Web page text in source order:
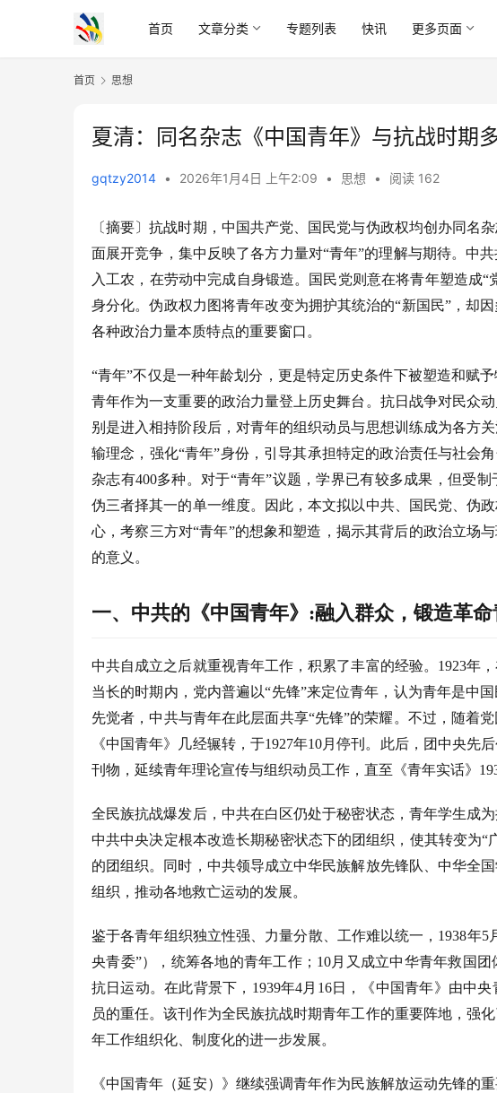
首页 文章分类 专题列表 快讯 更多页面
首页 思想
夏清：同名杂志《中国青年》与抗战时期
gqtzy2014 • 2026年1月4日 上午2:09 • 思想 • 阅读 162
〔摘要〕抗战时期，中国共产党、国民党与伪政权均创办同名
面展开竞争，集中反映了各方力量对“青年”的理解与期待。中
入工农，在劳动中完成自身锻造。国民党则意在将青年塑造成
身分化。伪政权力图将青年改变为拥护其统治的“新国民”，却
各种政治力量本质特点的重要窗口。
“青年”不仅是一种年龄划分，更是特定历史条件下被塑造和赋
青年作为一支重要的政治力量登上历史舞台。抗日战争对民众
别是进入相持阶段后，对青年的组织动员与思想训练成为各方
输理念，强化“青年”身份，引导其承担特定的政治责任与社会
杂志有400多种。对于“青年”议题，学界已有较多成果，但受
伪三者择其一的单一维度。因此，本文拟以中共、国民党、伪
心，考察三方对“青年”的想象和塑造，揭示其背后的政治立场
的意义。
一、中共的《中国青年》 :融入群众，锻造革
中共自成立之后就重视青年工作，积累了丰富的经验。 1923年
当长的时期内，党内普遍以“先锋”来定位青年，认为青年是中
先觉者，中共与青年在此层面共享“先锋”的荣耀。不过，随着
《中国青年》几经辗转，于1927年10月停刊。此后，团中央先
刊物，延续青年理论宣传与组织动员工作，直至《青年实话》
全民族抗战爆发后，中共在白区仍处于秘密状态，青年学生成
中共中央决定根本改造长期秘密状态下的团组织，使其转变为
的团组织。同时，中共领导成立中华民族解放先锋队、中华全
组织，推动各地救亡运动的发展。
鉴于各青年组织独立性强、力量分散、工作难以统一， 1938年5
央青委”），统筹各地的青年工作；10月又成立中华青年救国
抗日运动。在此背景下，1939年4月16日，《中国青年》由中
员的重任。该刊作为全民族抗战时期青年工作的重要阵地，强
年工作组织化、制度化的进一步发展。
《中国青年（延安）》继续强调青年作为民族解放运动先锋的